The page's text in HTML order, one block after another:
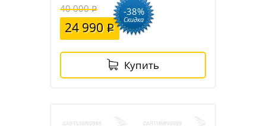
40 000
24 990
-38%
Скидка
Купить